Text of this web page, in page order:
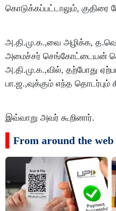
கொடுக்கப்பட்டாலும், குதிரை
அ.தி.மு.க.,வை அழிக்க,
அமைச்சர் செங்கோட்டையன்
அ.தி.மு.க.,வில், தற்போது
பா.ஜ.,வுக்கும் எந்த தொடர்பும்
இவ்வாறு அவர் கூறினார்.
From around the web